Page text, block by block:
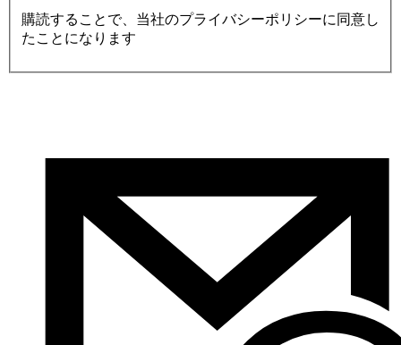
購読することで、当社のプライバシーポリシーに同意し
たことになります